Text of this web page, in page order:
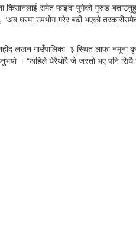
किसानलाई समेत फाइदा पुगेको गुरुङ
घरमा उपभोग गरेर बढी भएको तरकारीसमेत
लखन गाउँपालिका–३ स्थित लाफा नमूना
। “अहिले धेरैथोरै जे जस्तो भए पनि सिधै